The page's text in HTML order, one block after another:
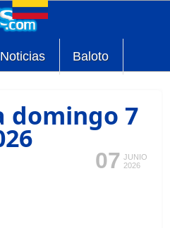
Noticias Baloto
domingo 7
07 JUNIO
2026